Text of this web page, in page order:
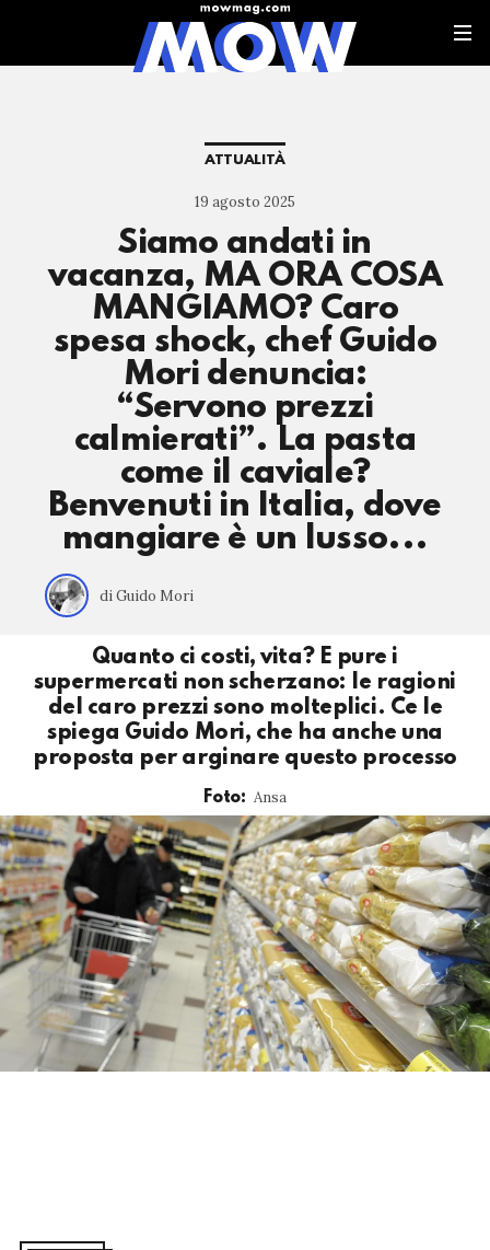
ATTUALITÀ
19 agosto 2025
Siamo andati in
vacanza, MA ORA COSA
MANGIAMO? Caro
spesa shock, chef Guido
Mori denuncia:
“Servono prezzi
calmierati”. La pasta
come il caviale?
Benvenuti in Italia, dove
mangiare è un lusso...
di Guido Mori
Quanto ci costi, vita? E pure i
supermercati non scherzano: le ragioni
del caro prezzi sono molteplici. Ce le
spiega Guido Mori, che ha anche una
proposta per arginare questo processo
Foto: Ansa